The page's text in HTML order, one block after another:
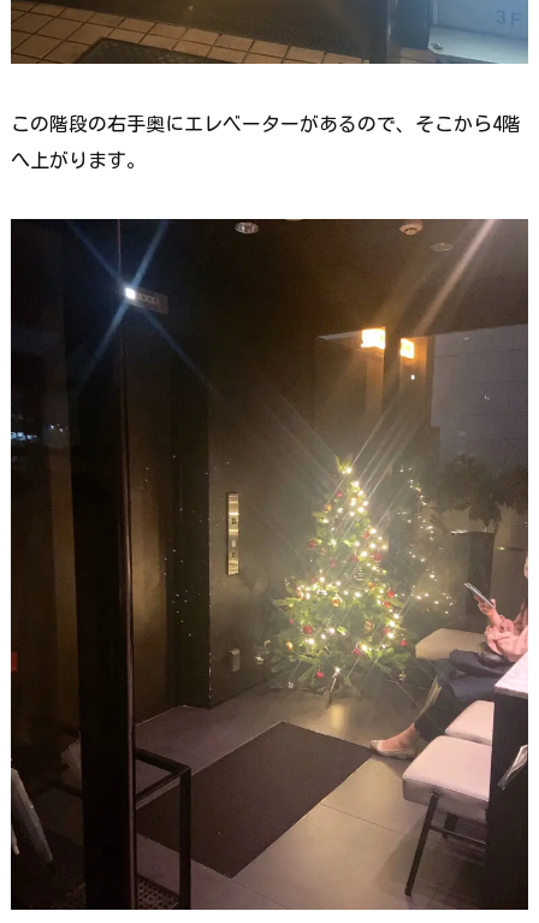
この階段の右手奥にエレベーターがあるので、そこから4階
へ上がります。